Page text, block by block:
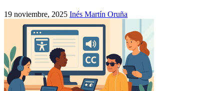
19 noviembre, 2025 Inés Martín Oruña